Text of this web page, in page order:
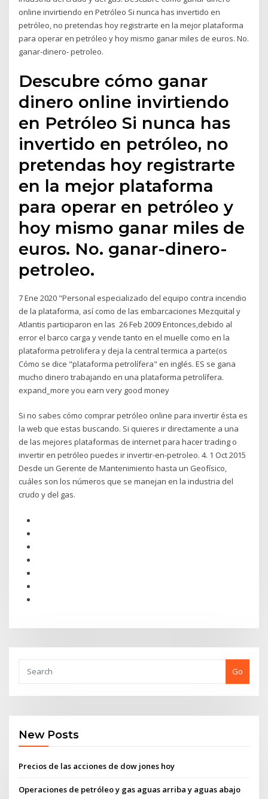
online invirtiendo en Petróleo Si nunca has invertido en
petróleo, no pretendas hoy registrarte en la mejor plataforma
para operar en petróleo y hoy mismo ganar miles de euros. No.
ganar-dinero- petroleo.
Descubre cómo ganar
dinero online invirtiendo
en Petróleo Si nunca has
invertido en petróleo, no
pretendas hoy registrarte
en la mejor plataforma
para operar en petróleo y
hoy mismo ganar miles de
euros. No. ganar-dinero-
petroleo.
7 Ene 2020 "Personal especializado del equipo contra incendio
de la plataforma, así como de las embarcaciones Mezquital y
Atlantis participaron en las 26 Feb 2009 Entonces,debido al
error el barco carga y vende tanto en el muelle como en la
plataforma petrolifera y deja la central termica a parte(os
Cómo se dice "plataforma petrolífera" en inglés. ES se gana
mucho dinero trabajando en una plataforma petrolífera.
expand_more you earn very good money
Si no sabes cómo comprar petróleo online para invertir ésta es
la web que estas buscando. Si quieres ir directamente a una
de las mejores plataformas de internet para hacer trading o
invertir en petróleo puedes ir invertir-en-petroleo. 4. 1 Oct 2015
Desde un Gerente de Mantenimiento hasta un Geofísico,
cuáles son los números que se manejan en la industria del
crudo y del gas.
Go
New Posts
Precios de las acciones de dow jones hoy
Operaciones de petróleo y gas aguas arriba y aguas abajo